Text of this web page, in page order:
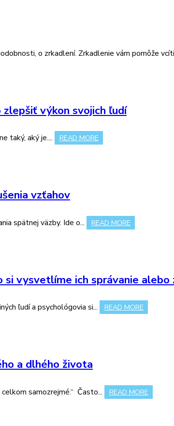
o zrkadlení. Zrkadlenie vám pomôže
výkon svojich ľudí
taký, aký je.... READ MORE
vzťahov
spätnej väzby. Ide o... READ MORE
vysvetlíme ich správanie alebo
ľudí a psychológovia si... READ MORE
a dlhého života
samozrejmé.“ Často... READ MORE